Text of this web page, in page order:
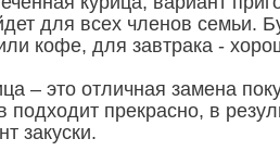
для всех членов семьи.
кофе, для завтрака -
– это отличная замена
подходит прекрасно, в
закуски.